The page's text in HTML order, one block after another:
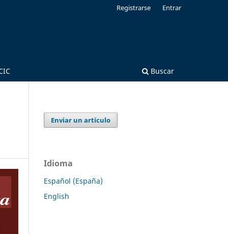
Buscar
Registrarse Entrar
Enviar un artículo
Idioma
Español (España)
English